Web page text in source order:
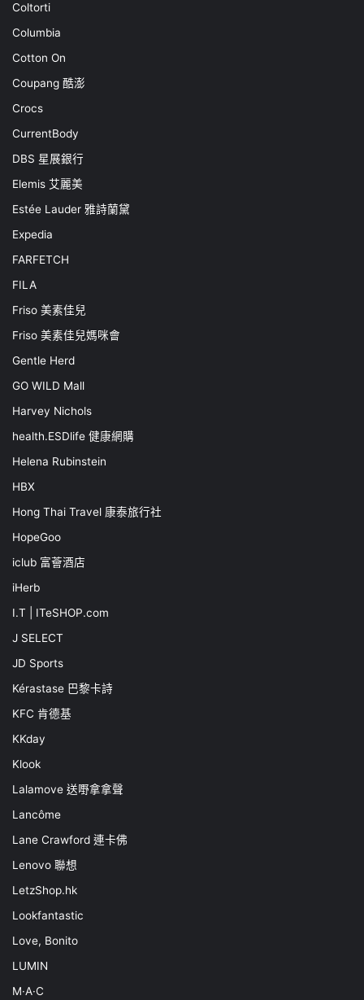
Coltorti
Columbia
Cotton On
Coupang 酷澎
Crocs
CurrentBody
DBS 星展銀行
Elemis 艾麗美
Estée Lauder 雅詩蘭黛
Expedia
FARFETCH
FILA
Friso 美素佳兒
Friso 美素佳兒媽咪會
Gentle Herd
GO WILD Mall
Harvey Nichols
health.ESDlife 健康網購
Helena Rubinstein
HBX
Hong Thai Travel 康泰旅行社
HopeGoo
iclub 富薈酒店
iHerb
I.T | ITeSHOP.com
J SELECT
JD Sports
Kérastase 巴黎卡詩
KFC 肯德基
KKday
Klook
Lalamove 送嘢拿拿聲
Lancôme
Lane Crawford 連卡佛
Lenovo 聯想
LetzShop.hk
Lookfantastic
Love, Bonito
LUMIN
M·A·C